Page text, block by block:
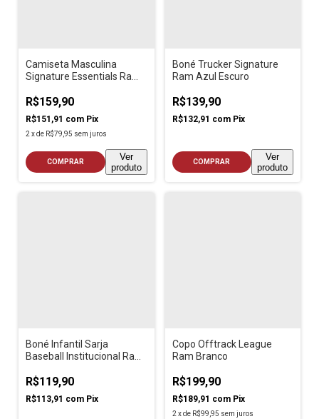
Camiseta Masculina
Signature Essentials Ram
R$159,90
R$151,91 com Pix
2 xde R$79,95 sem juros
COMPRAR
Ver
produto
Boné Trucker Signature
Ram Azul Escuro
R$139,90
R$132,91 com Pix
COMPRAR
Ver
produto
Boné Infantil Sarja
Baseball Institucional Ram
R$119,90
R$113,91 com Pix
Copo Offtrack League
Ram Branco
R$199,90
R$189,91 com Pix
2 xde R$99,95 sem juros